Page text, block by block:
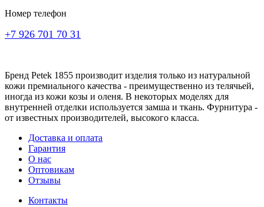
Номер телефон
+7 926 701 70 31
Бренд Petek 1855 производит изделия только из натуральной
кожи премиального качества - преимущественно из телячьей,
иногда из кожи козы и оленя. В некоторых моделях для
внутренней отделки используется замша и ткань. Фурнитура -
от известных производителей, высокого класса.
Доставка и оплата
Гарантия
О нас
Оптовикам
Отзывы
Контакты